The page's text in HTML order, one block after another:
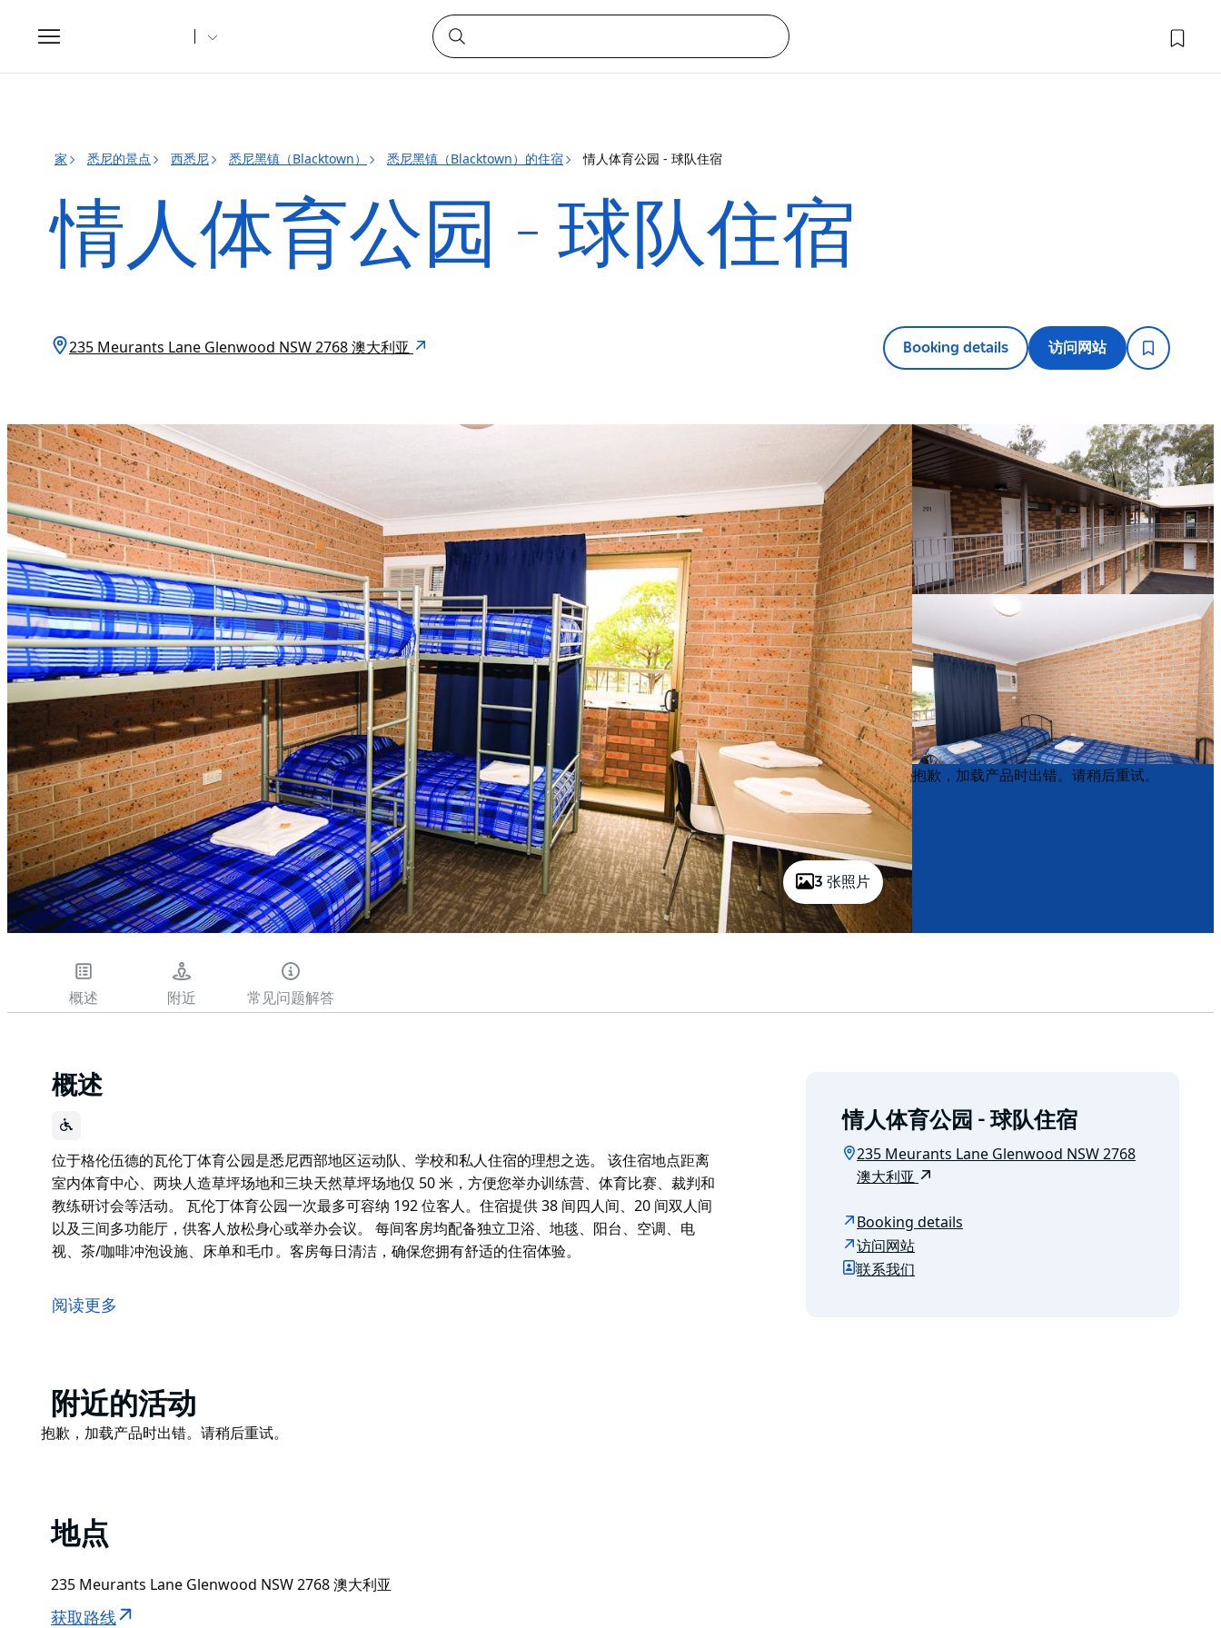
Toggle
navigation
家 悉尼的景点 西悉尼 悉尼黑镇（Blacktown） 悉尼黑镇（Blacktown）的住宿 情人体育公园 - 球队住宿
情人体育公园 - 球队住宿
235 Meurants Lane Glenwood NSW 2768 澳大利亚 Booking details 访问网站
3 张照片
Product
List
Product
List
抱歉，加载产品时出错。请稍后重试。
概述 附近 常见问题解答
概述
位于格伦伍德的瓦伦丁体育公园是悉尼西部地区运动队、学校和私人住宿的理想之选。 该住宿地点距离
室内体育中心、两块人造草坪场地和三块天然草坪场地仅 50 米，方便您举办训练营、体育比赛、裁判和
教练研讨会等活动。 瓦伦丁体育公园一次最多可容纳 192 位客人。住宿提供 38 间四人间、20 间双人间
以及三间多功能厅，供客人放松身心或举办会议。 每间客房均配备独立卫浴、地毯、阳台、空调、电
视、茶/咖啡冲泡设施、床单和毛巾。客房每日清洁，确保您拥有舒适的住宿体验。
该住宿地点距离室内体育中心、两块人造草坪场地和三块天然草坪场地仅 50 米，方便您举办训练营、体
每间客房均配备独立卫浴、地毯、阳台、空调、电视、茶/咖啡冲泡设施、床单和毛巾。客房每日清洁，
确保您拥有舒适的住宿体验。
阅读更多
情人体育公园 - 球队住宿
235 Meurants Lane Glenwood NSW 2768
澳大利亚
Booking details
访问网站
联系我们
Product
List
附近的活动
Product
抱歉，加载产品时出错。请稍后重试。
地点
235 Meurants Lane Glenwood NSW 2768 澳大利亚
获取路线